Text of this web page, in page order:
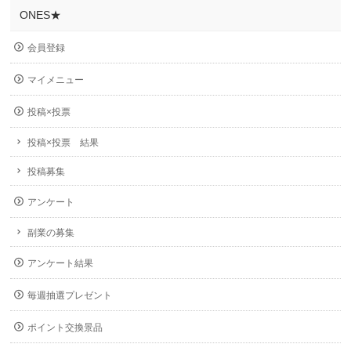
ONES★
会員登録
マイメニュー
投稿×投票
投稿×投票 結果
投稿募集
アンケート
副業の募集
アンケート結果
毎週抽選プレゼント
ポイント交換景品